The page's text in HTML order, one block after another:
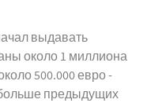
выдавать
около 1 миллиона
500.000 евро -
предыдущих